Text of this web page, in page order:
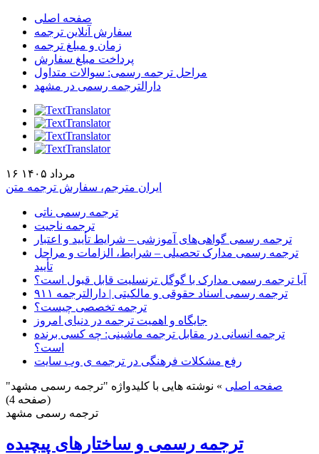
صفحه اصلی
سفارش آنلاین ترجمه
زمان و مبلغ ترجمه
پرداخت مبلغ سفارش
مراحل ترجمه رسمی: سوالات متداول
دارالترجمه رسمی در مشهد
۱۶ مرداد ۱۴۰۵
ایران مترجم، سفارش ترجمه متن
ترجمه رسمی ناتی
ترجمه ناجیت
ترجمه رسمی گواهی‌های آموزشی – شرایط تأیید و اعتبار
ترجمه رسمی مدارک تحصیلی – شرایط، الزامات و مراحل
تأیید
آیا ترجمه رسمی مدارک با گوگل ترنسلیت قابل قبول است؟
ترجمه رسمی اسناد حقوقی و مالکیتی | دارالترجمه ۹۱۱
ترجمه تخصصی چیست؟
جایگاه و اهمیت ترجمه در دنیای امروز
ترجمه انسانی در مقابل ترجمه ماشینی: چه کسی برنده
است؟
رفع مشکلات فرهنگی در ترجمه ی وب سایت
صفحه اصلی » نوشته هایی با کلیدواژه "ترجمه رسمی مشهد"
(صفحه 4)
ترجمه رسمی مشهد
ترجمه رسمی و ساختارهای پیچیده